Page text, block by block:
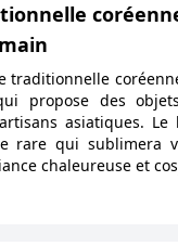
traditionnelle
propose des
asiatiques.
rare qui sublimera
chaleureuse et